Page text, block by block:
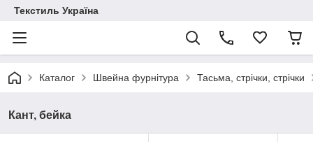
Текстиль Україна
Каталог Швейна фурнітура Тасьма, стрічки, стрічки
Кант, бейка